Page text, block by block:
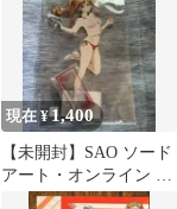
現在 ¥1,400
【未開封】SAO ソード
アート・オンライン ア
スナ BIGアクリルスタ